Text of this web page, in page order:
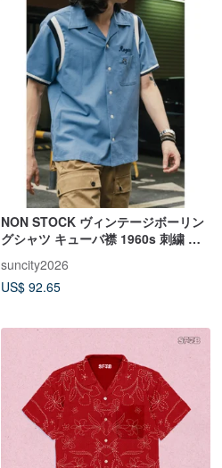
NON STOCK ヴィンテージボーリン
グシャツ キューバ襟 1960s 刺繍 プ
suncity2026
US$ 92.65